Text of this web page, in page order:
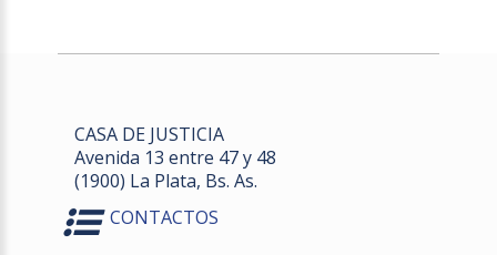
CASA DE JUSTICIA
Avenida 13 entre 47 y 48
(1900) La Plata, Bs. As.
CONTACTOS